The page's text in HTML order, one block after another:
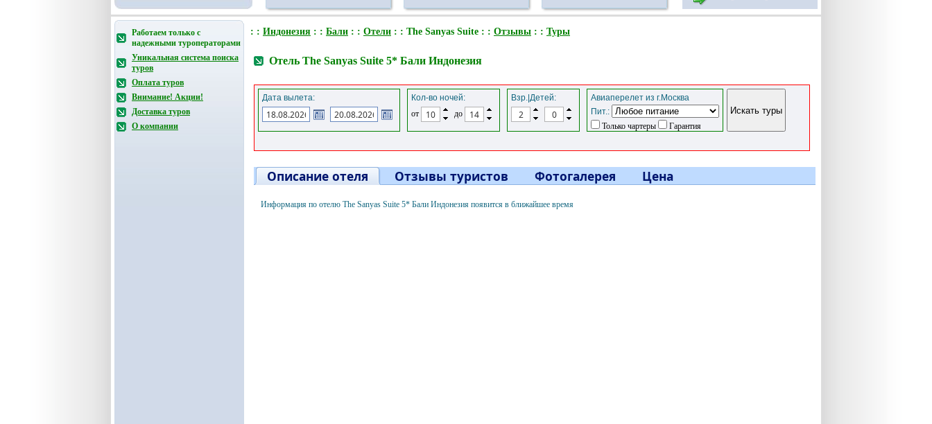
Работаем только с
надежными туроператорами
Уникальная система поиска
туров
Оплата туров
Внимание! Акции!
Доставка туров
О компании
: : Индонезия : : Бали : : Отели : : The Sanyas Suite : : Отзывы : : Туры
Отель The Sanyas Suite 5* Бали Индонезия
Дата вылета:
Кол-во ночей:
от
до
Взр.|Детей:
Авиаперелет из г.Москва
Пит.:
Только чартеры
Гарантия
Описание отеля Отзывы туристов Фотогалерея Цена
Информация по отелю The Sanyas Suite 5* Бали Индонезия появится в ближайшее время